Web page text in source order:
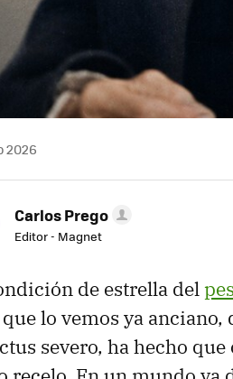
2026
Carlos Prego
Editor - Magnet
de estrella del
lo vemos ya
severo, ha hecho que